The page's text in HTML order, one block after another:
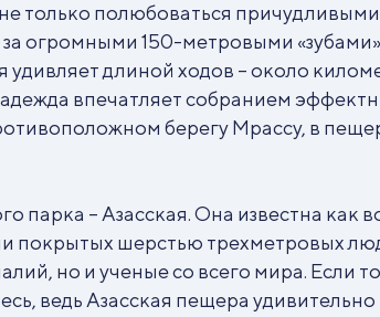
только полюбоваться
за огромными 150-метровыми
длиной ходов – около
впечатляет собранием
берегу Мрассу, в
парка – Азасская. Она известна
покрытых шерстью трехметровых
но и ученые со всего мира. Если
ведь Азасская пещера